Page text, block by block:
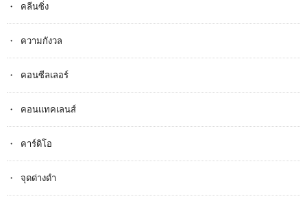
คลีนซิ่ง
ความกังวล
คอนซีลเลอร์
คอนแทคเลนส์
คาร์ดิโอ
จุดด่างดำ